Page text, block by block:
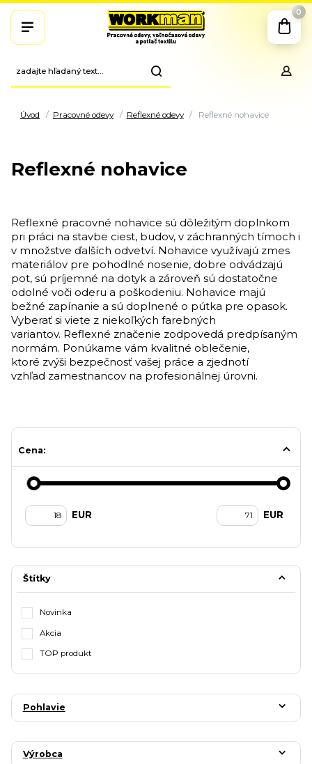
0
Úvod Pracovné odevy Reflexné odevy Reflexné nohavice
Reflexné nohavice
Reflexné pracovné nohavice sú dôležitým doplnkom
pri práci na stavbe ciest, budov, v záchranných tímoch i
v množstve ďalších odvetví. Nohavice využívajú zmes
materiálov pre pohodlné nosenie, dobre odvádzajú
pot, sú príjemné na dotyk a zároveň sú dostatočne
odolné voči oderu a poškodeniu. Nohavice majú
bežné zapínanie a sú doplnené o pútka pre opasok.
Vyberať si viete z niekoľkých farebných
variantov. Reflexné značenie zodpovedá predpísaným
normám. Ponúkame vám kvalitné oblečenie,
ktoré zvýši bezpečnosť vašej práce a zjednotí
vzhľad zamestnancov na profesionálnej úrovni.
Cena:
EUR EUR
Štítky
Novinka
Akcia
TOP produkt
Pohlavie
Výrobca